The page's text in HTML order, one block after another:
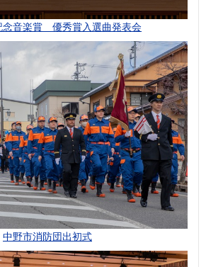
念音楽賞 優秀賞入選曲発表会
中野市消防団出初式